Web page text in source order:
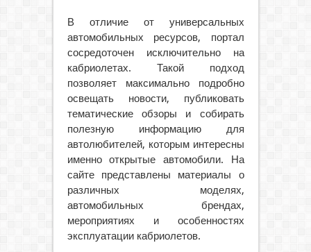
В отличие от универсальных
автомобильных ресурсов, портал
сосредоточен исключительно на
кабриолетах. Такой подход
позволяет максимально подробно
освещать новости, публиковать
тематические обзоры и собирать
полезную информацию для
автолюбителей, которым интересны
именно открытые автомобили. На
сайте представлены материалы о
различных моделях,
автомобильных брендах,
мероприятиях и особенностях
эксплуатации кабриолетов.